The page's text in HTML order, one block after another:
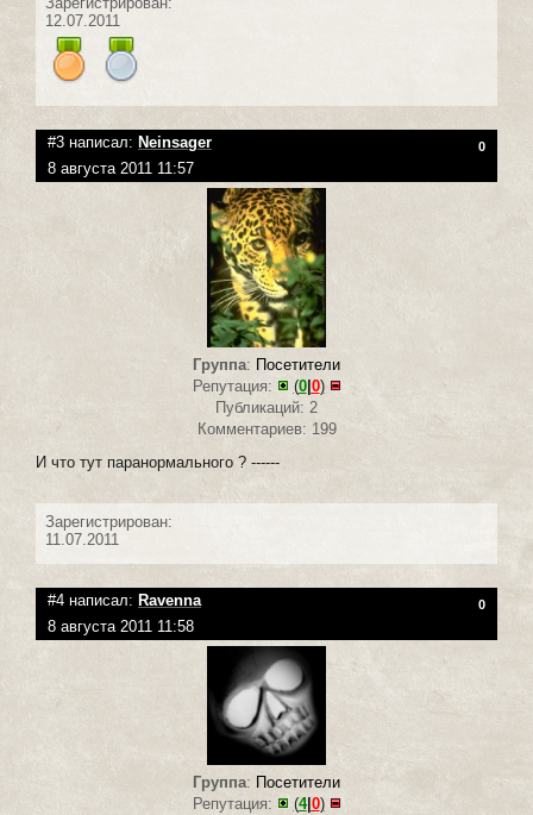
12.07.2011
#3 написал: Neinsager 0
8 августа 2011 11:57
Группа: Посетители
Репутация:
(0|0)
Публикаций: 2
Комментариев: 199
И что тут паранормального ? ------
Зарегистрирован:
11.07.2011
#4 написал: Ravenna 0
8 августа 2011 11:58
Группа: Посетители
Репутация:
(4|0)